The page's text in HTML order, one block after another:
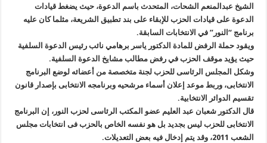
الشيخ عبدالمنعم الشحات، المتحدث باسم الدعوة، حيث يضغط قيادات
الدعوة على قيادات الحزب للإبقاء على بند تطبيق الشريعة، مثلما كان عليه
برنامج “النور” في الانتخابات السابقة.
ويقود حملة الرفض للمادة الدكتور ياسر برهامي نائب رئيس الدعوة السلفية
حيث يؤيد موقف الحزب في رفض مطالب مشايخ الدعوة السلفية.
وشكل المجلس الرئاسى للحزب لجنة متخصصة من أعضائه لوضع البرنامج
الانتخابى، وربط موعد إعلان أسماء مرشحيه وبرنامجه الانتخابى بإصدار قانون
تقسيم الدوائر الانتخابية.
قال الدكتور شعبان عبد العليم عضو المكتب الرئاسى لحزب النور، إن البرنامج
الانتخابى للحزب ليس بجديد بل هو نفسه الخاص بالحزب فى انتخابات مجلس
الشعب 2011، وقد يتم إدخال فيه بعض التعديلات.